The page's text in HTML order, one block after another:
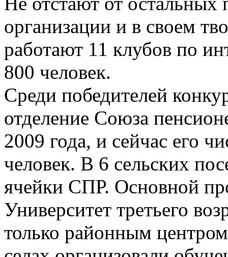
организации и в своем
работают 11 клубов по
800 человек.
Среди победителей
отделение Союза
2009 года, и сейчас его
человек. В 6 сельских
ячейки СПР. Основной
Университет третьего
только районным